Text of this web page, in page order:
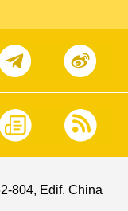
804, Edif. China